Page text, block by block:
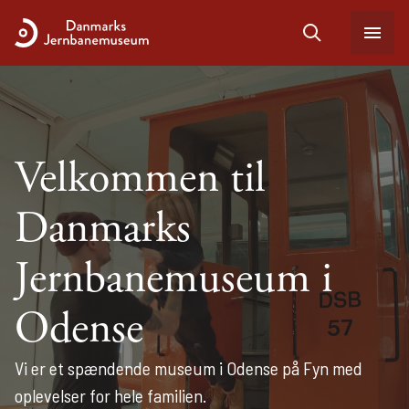
Velkommen til
Danmarks
Jernbanemuseum i
Odense
Vi er et spændende museum i Odense på Fyn med
oplevelser for hele familien.